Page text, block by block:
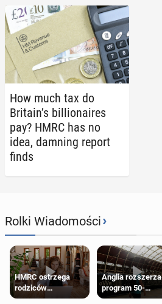
How much tax do
Britain’s bil­lion­aires
pay? HMRC has no
idea, damning report
finds
Rolki Wiadomości›
HMRC ostrzega
rodziców
pobierających Child
Anglia rozszerza
program 50-
procentowych